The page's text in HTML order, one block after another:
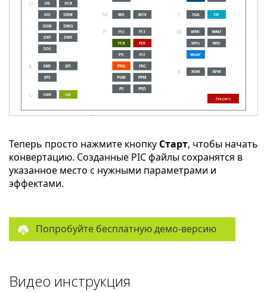
Теперь просто нажмите кнопку Старт, чтобы начать
конвертацию. Созданные PIC файлы сохранятся в
указанное место с нужными параметрами и
эффектами.
Попробуйте бесплатную демо-версию
Видео инструкция